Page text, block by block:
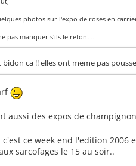
photos sur l'expo de roses en
pas manquer s'ils le refont ..
bidon ca !! elles ont meme pas
aussi des expos de
c'est ce week end l'edition
sarcofages le 15 au soir..